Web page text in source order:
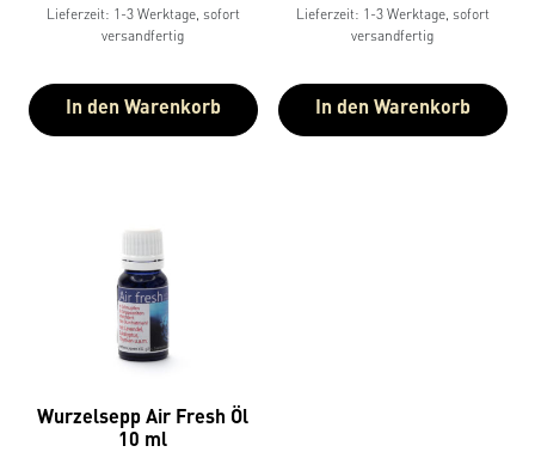
Lieferzeit: 1-3 Werktage, sofort
versandfertig
In den Warenkorb
Lieferzeit: 1-3 Werktage, sofort
versandfertig
In den Warenkorb
Wurzelsepp Air Fresh Öl
10 ml